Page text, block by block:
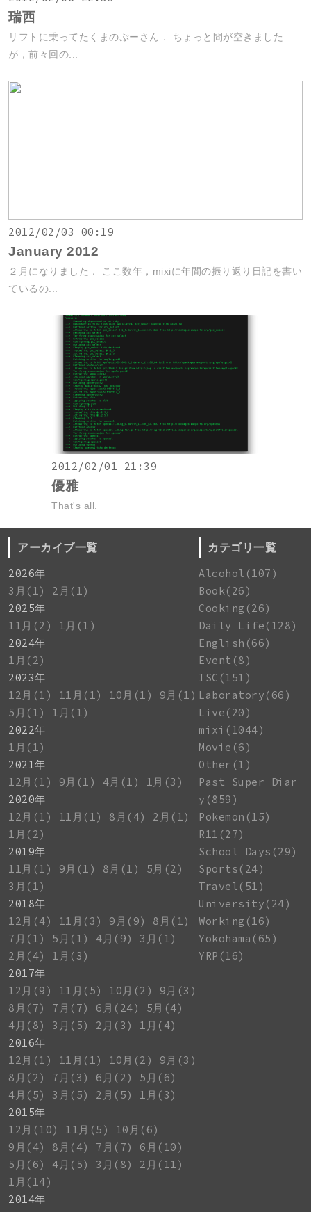
瑞西
リフトに乗ってたくまのぷーさん． ちょっと間が空きました
が，前々回の...
2012/02/03 00:19
January 2012
２月になりました． ここ数年，mixiに年間の振り返り日記を書い
ているの...
2012/02/01 21:39
優雅
That's all.
アーカイブ一覧
2026年
3月(1)
2月(1)
2025年
11月(2)
1月(1)
2024年
1月(2)
2023年
12月(1)
11月(1) 10月(1)
9月(1)
5月(1)
1月(1)
2022年
1月(1)
2021年
12月(1)
9月(1) 4月(1)
1月(3)
2020年
12月(1)
11月(1) 8月(4)
2月(1)
1月(2)
2019年
11月(1)
9月(1) 8月(1)
5月(2)
3月(1)
2018年
12月(4)
11月(3) 9月(9)
8月(1)
7月(1)
5月(1) 4月(9)
3月(1)
2月(4)
1月(3)
2017年
12月(9)
11月(5) 10月(2)
9月(3)
8月(7)
7月(7) 6月(24)
5月(4)
4月(8)
3月(5) 2月(3)
1月(4)
2016年
12月(1)
11月(1) 10月(2)
9月(3)
8月(2)
7月(3) 6月(2)
5月(6)
4月(5)
3月(5) 2月(5)
1月(3)
2015年
12月(10)
11月(5)
10月(6)
9月(4)
8月(4) 7月(7)
6月(10)
5月(6)
4月(5) 3月(8)
2月(11)
1月(14)
2014年
カテゴリ一覧
Alcohol(107)
Book(26)
Cooking(26)
Daily Life(128)
English(66)
Event(8)
ISC(151)
Laboratory(66)
Live(20)
mixi(1044)
Movie(6)
Other(1)
Past Super Diar
y(859)
Pokemon(15)
R11(27)
School Days(29)
Sports(24)
Travel(51)
University(24)
Working(16)
Yokohama(65)
YRP(16)